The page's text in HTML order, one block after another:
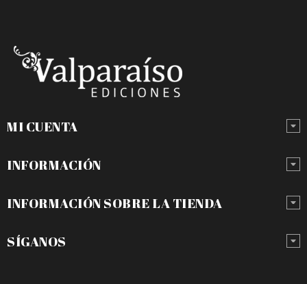
MI CUENTA
INFORMACIÓN
INFORMACIÓN SOBRE LA TIENDA
SÍGANOS